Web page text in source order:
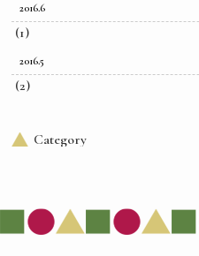
2016.6
(1)
2016.5
(2)
Category